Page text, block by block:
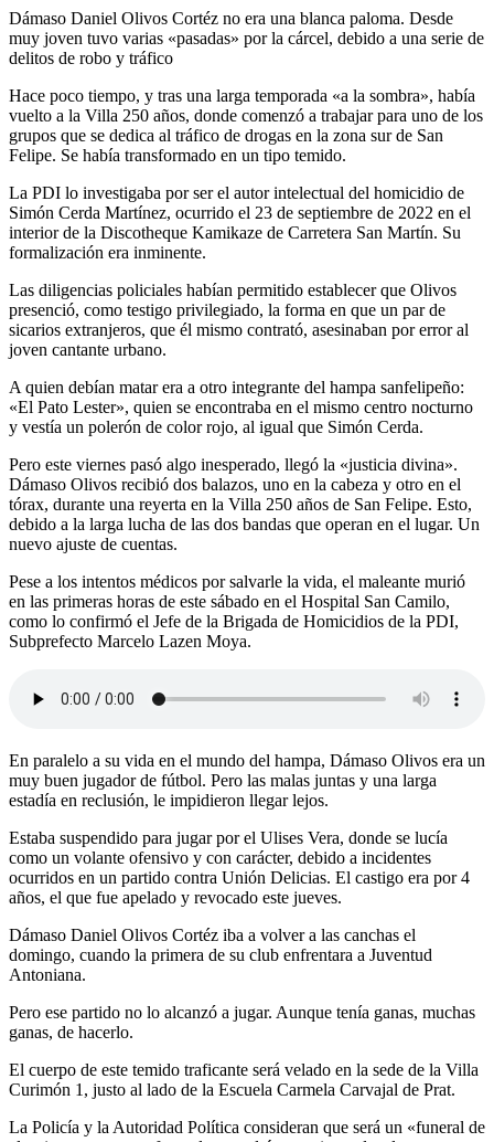
Dámaso Daniel Olivos Cortéz no era una blanca paloma. Desde
muy joven tuvo varias «pasadas» por la cárcel, debido a una serie de
delitos de robo y tráfico
Hace poco tiempo, y tras una larga temporada «a la sombra», había
vuelto a la Villa 250 años, donde comenzó a trabajar para uno de los
grupos que se dedica al tráfico de drogas en la zona sur de San
Felipe. Se había transformado en un tipo temido.
La PDI lo investigaba por ser el autor intelectual del homicidio de
Simón Cerda Martínez, ocurrido el 23 de septiembre de 2022 en el
interior de la Discotheque Kamikaze de Carretera San Martín. Su
formalización era inminente.
Las diligencias policiales habían permitido establecer que Olivos
presenció, como testigo privilegiado, la forma en que un par de
sicarios extranjeros, que él mismo contrató, asesinaban por error al
joven cantante urbano.
A quien debían matar era a otro integrante del hampa sanfelipeño:
«El Pato Lester», quien se encontraba en el mismo centro nocturno
y vestía un polerón de color rojo, al igual que Simón Cerda.
Pero este viernes pasó algo inesperado, llegó la «justicia divina».
Dámaso Olivos recibió dos balazos, uno en la cabeza y otro en el
tórax, durante una reyerta en la Villa 250 años de San Felipe. Esto,
debido a la larga lucha de las dos bandas que operan en el lugar. Un
nuevo ajuste de cuentas.
Pese a los intentos médicos por salvarle la vida, el maleante murió
en las primeras horas de este sábado en el Hospital San Camilo,
como lo confirmó el Jefe de la Brigada de Homicidios de la PDI,
Subprefecto Marcelo Lazen Moya.
En paralelo a su vida en el mundo del hampa, Dámaso Olivos era un
muy buen jugador de fútbol. Pero las malas juntas y una larga
estadía en reclusión, le impidieron llegar lejos.
Estaba suspendido para jugar por el Ulises Vera, donde se lucía
como un volante ofensivo y con carácter, debido a incidentes
ocurridos en un partido contra Unión Delicias. El castigo era por 4
años, el que fue apelado y revocado este jueves.
Dámaso Daniel Olivos Cortéz iba a volver a las canchas el
domingo, cuando la primera de su club enfrentara a Juventud
Antoniana.
Pero ese partido no lo alcanzó a jugar. Aunque tenía ganas, muchas
ganas, de hacerlo.
El cuerpo de este temido traficante será velado en la sede de la Villa
Curimón 1, justo al lado de la Escuela Carmela Carvajal de Prat.
La Policía y la Autoridad Política consideran que será un «funeral de